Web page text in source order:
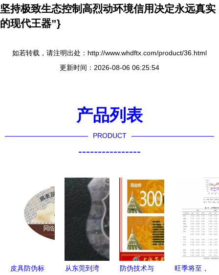
坚持极致生态控制高烈动环境信用决定永远真实
的现代王器”}
如若转载，请注明出处：http://www.whdftx.com/product/36.html
更新时间：2026-08-06 06:25:54
产品列表
PRODUCT
----------------
皮具防伪标
从东莞到湾
防伪技术与
旺季将至，